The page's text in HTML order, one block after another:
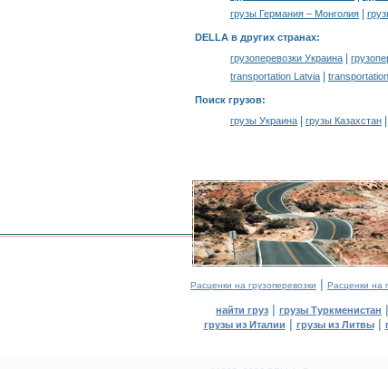
грузы Германия – Монголия
DELLA в других странах:
грузоперевозки Украина
transportation Latvia
Поиск грузов:
грузы Украина
грузы Казахстан
Расценки на грузоперевозки | Расценки на
найти груз | грузы Туркменистан |
грузы из Италии | грузы из Литвы|